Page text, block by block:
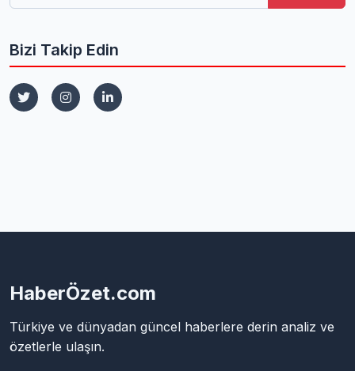
Bizi Takip Edin
HaberÖzet.com
Türkiye ve dünyadan güncel haberlere derin analiz ve
özetlerle ulaşın.